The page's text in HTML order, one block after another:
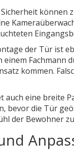
können
der Tür ist
Fachmann
kommen.
auch eine breite
bevor die Tür
der Bewohner